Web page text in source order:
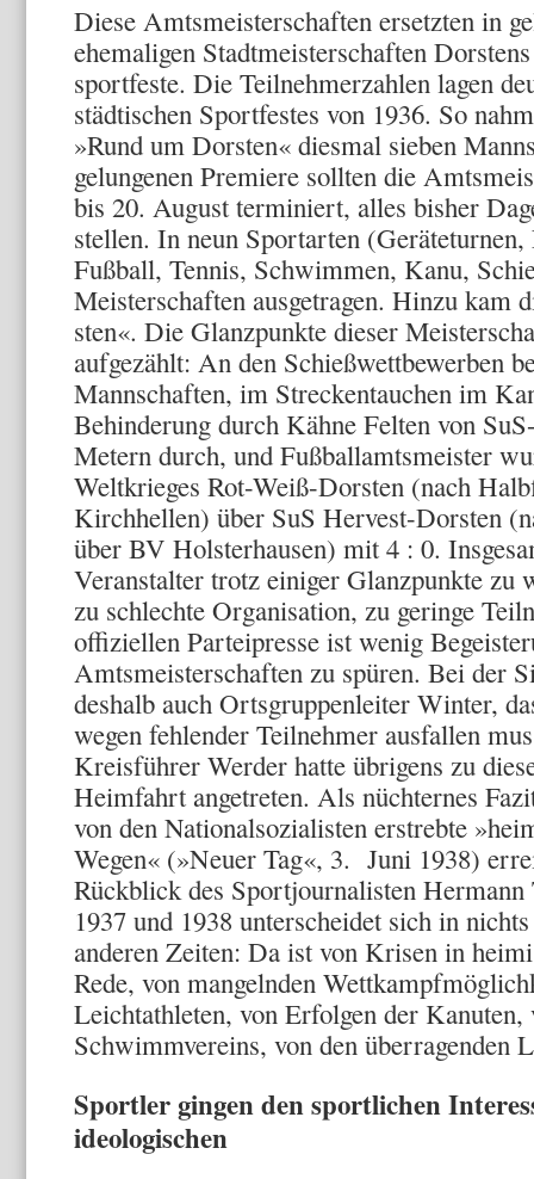
Diese Amtsmeisterschaften ersetzten in
ehemaligen Stadtmeister­schaften
sportfeste. Die Teilnehmerzahlen lagen
städtischen Sportfe­stes von 1936. So
»Rund um Dorsten« diesmal sieben
gelungenen Premiere sollten die
bis 20. Au­gust terminiert, alles bisher
stellen. In neun Sportarten
Fußball, Tennis, Schwimmen, Kanu,
Meisterschaften ausgetra­gen. Hinzu
sten«. Die Glanzpunkte dieser
aufgezählt: An den Schießwettbewerben
Mannschaften, im Streckentauchen im
Behinderung durch Kähne Felten von
Metern durch, und Fußballamtsmeister
Weltkrieges Rot-Weiß-Dorsten (nach
Kirchhellen) über SuS Her­vest-Dorsten
über BV Holsterhausen) mit 4 : 0.
Veranstalter trotz einiger Glanzpunkte zu
zu schlechte Organisation, zu ge­ringe
offiziel­len Parteipresse ist wenig
Amtsmeisterschaften zu spüren. Bei der
deshalb auch Ortsgruppenleiter Winter,
wegen fehlender Teilnehmer ausfal­len
Kreisführer Werder hatte übrigens zu
Heimfahrt angetreten. Als nüchternes
von den Nationalsozialisten erstrebte
Wegen« (»Neuer Tag«, 3. Juni 1938)
Rückblick des Sportjournalisten
1937 und 1938 unterscheidet sich in
anderen Zeiten: Da ist von Krisen in
Rede, von mangelnden
Leichtathleten, von Erfolgen der Kanuten,
Schwimmver­eins, von den überragenden
Sportler gingen den sportlichen
ideologischen